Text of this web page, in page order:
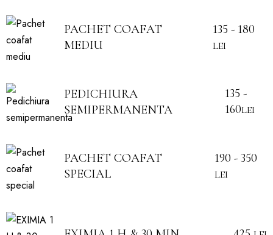
PACHET COAFAT
MEDIU
135 - 180
LEI
PEDICHIURA
SEMIPERMANENTA
135 -
160LEI
PACHET COAFAT
SPECIAL
190 - 350
LEI